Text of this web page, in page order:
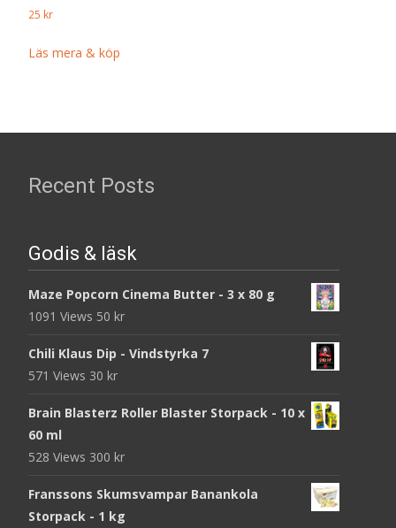
25 kr
Läs mera & köp
Recent Posts
Godis & läsk
Maze Popcorn Cinema Butter - 3 x 80 g
1091 Views 50 kr
Chili Klaus Dip - Vindstyrka 7
571 Views 30 kr
Brain Blasterz Roller Blaster Storpack - 10 x
60 ml
528 Views 300 kr
Franssons Skumsvampar Banankola
Storpack - 1 kg